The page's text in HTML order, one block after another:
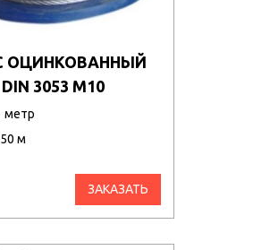
ОЦИНКОВАННЫЙ
DIN 3053 М10
метр
м
ЗАКАЗАТЬ